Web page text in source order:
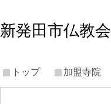
新発田市仏教会
トップ 加盟寺院